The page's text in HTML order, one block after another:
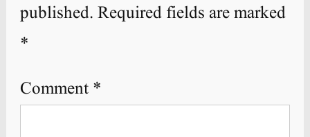
published. Required fields are marked
*
Comment *